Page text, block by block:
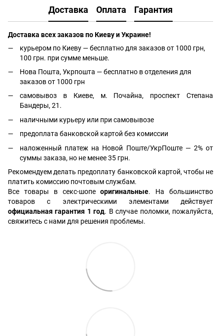
Доставка Оплата Гарантия
Доставка всех заказов по Киеву и Украине!
курьером по Киеву — бесплатно для заказов от 1000 грн,
100 грн. при сумме меньше.
Нова Пошта, Укрпошта — бесплатно в отделения для
заказов от 1000 грн
самовывоз в Киеве, м. Почайна, проспект Степана
Бандеры, 21.
наличными курьеру или при самовывозе
предоплата банковской картой без комиссии
наложенный платеж на Новой Поште/УкрПоште — 2% от
суммы заказа, но не менее 35 грн.
Рекомендуем делать предоплату банковской картой, чтобы не
платить комиссию почтовым службам.
Все товары в секс-шопеоригинальные. На большинство
товаров с электрическими элементами действует
официальная гарантия 1 год. В случае поломки, пожалуйста,
свяжитесь с нами для решения проблемы.